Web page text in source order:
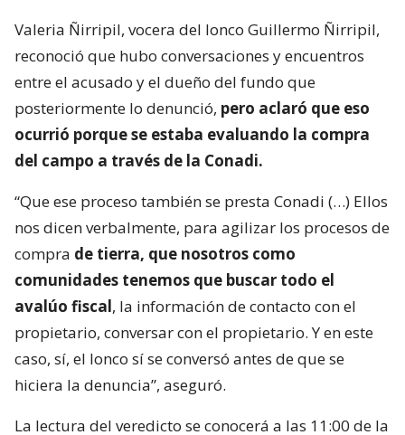
Valeria Ñirripil, vocera del lonco Guillermo Ñirripil,
reconoció que hubo conversaciones y encuentros
entre el acusado y el dueño del fundo que
posteriormente lo denunció, pero aclaró que eso
ocurrió porque se estaba evaluando la compra
del campo a través de la Conadi.
“Que ese proceso también se presta Conadi (…) Ellos
nos dicen verbalmente, para agilizar los procesos de
compra de tierra, que nosotros como
comunidades tenemos que buscar todo el
avalúo fiscal, la información de contacto con el
propietario, conversar con el propietario. Y en este
caso, sí, el lonco sí se conversó antes de que se
hiciera la denuncia”, aseguró.
La lectura del veredicto se conocerá a las 11:00 de la